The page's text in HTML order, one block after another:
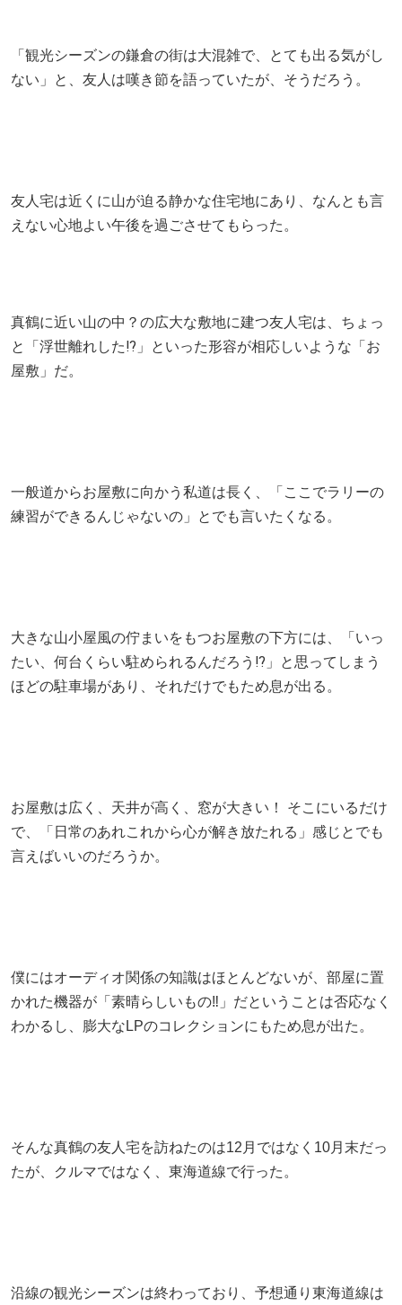
「観光シーズンの鎌倉の街は大混雑で、とても出る気がし
ない」と、友人は嘆き節を語っていたが、そうだろう。
友人宅は近くに山が迫る静かな住宅地にあり、なんとも言
えない心地よい午後を過ごさせてもらった。
真鶴に近い山の中？の広大な敷地に建つ友人宅は、ちょっ
と「浮世離れした⁉」といった形容が相応しいような「お
屋敷」だ。
一般道からお屋敷に向かう私道は長く、「ここでラリーの
練習ができるんじゃないの」とでも言いたくなる。
大きな山小屋風の佇まいをもつお屋敷の下方には、「いっ
たい、何台くらい駐められるんだろう⁉」と思ってしまう
ほどの駐車場があり、それだけでもため息が出る。
お屋敷は広く、天井が高く、窓が大きい！ そこにいるだけ
で、「日常のあれこれから心が解き放たれる」感じとでも
言えばいいのだろうか。
僕にはオーディオ関係の知識はほとんどないが、部屋に置
かれた機器が「素晴らしいもの‼」だということは否応なく
わかるし、膨大なLPのコレクションにもため息が出た。
そんな真鶴の友人宅を訪ねたのは12月ではなく10月末だっ
たが、クルマではなく、東海道線で行った。
沿線の観光シーズンは終わっており、予想通り東海道線は